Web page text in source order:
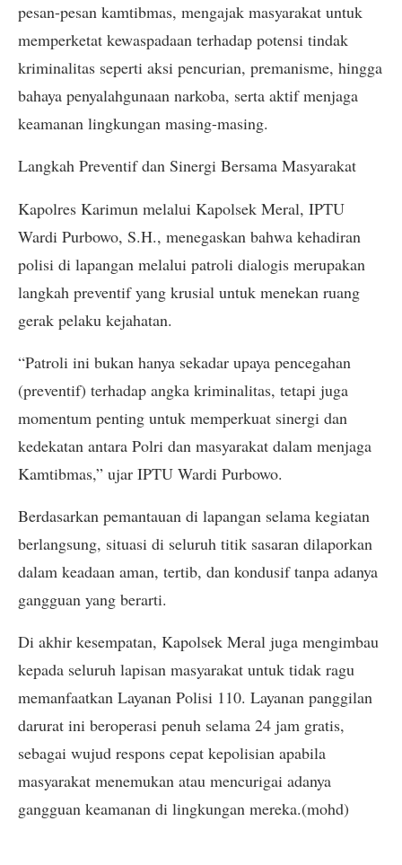
pesan-pesan kamtibmas, mengajak masyarakat untuk
memperketat kewaspadaan terhadap potensi tindak
kriminalitas seperti aksi pencurian, premanisme, hingga
bahaya penyalahgunaan narkoba, serta aktif menjaga
keamanan lingkungan masing-masing.
​Langkah Preventif dan Sinergi Bersama Masyarakat
​Kapolres Karimun melalui Kapolsek Meral, IPTU
Wardi Purbowo, S.H., menegaskan bahwa kehadiran
polisi di lapangan melalui patroli dialogis merupakan
langkah preventif yang krusial untuk menekan ruang
gerak pelaku kejahatan.
​“Patroli ini bukan hanya sekadar upaya pencegahan
(preventif) terhadap angka kriminalitas, tetapi juga
momentum penting untuk memperkuat sinergi dan
kedekatan antara Polri dan masyarakat dalam menjaga
Kamtibmas,” ujar IPTU Wardi Purbowo.
​Berdasarkan pemantauan di lapangan selama kegiatan
berlangsung, situasi di seluruh titik sasaran dilaporkan
dalam keadaan aman, tertib, dan kondusif tanpa adanya
gangguan yang berarti.
​Di akhir kesempatan, Kapolsek Meral juga mengimbau
kepada seluruh lapisan masyarakat untuk tidak ragu
memanfaatkan Layanan Polisi 110. Layanan panggilan
darurat ini beroperasi penuh selama 24 jam gratis,
sebagai wujud respons cepat kepolisian apabila
masyarakat menemukan atau mencurigai adanya
gangguan keamanan di lingkungan mereka.(mohd)